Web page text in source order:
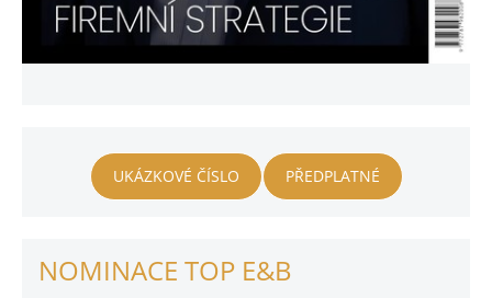
UKÁZKOVÉ ČÍSLO PŘEDPLATNÉ
NOMINACE TOP E&B